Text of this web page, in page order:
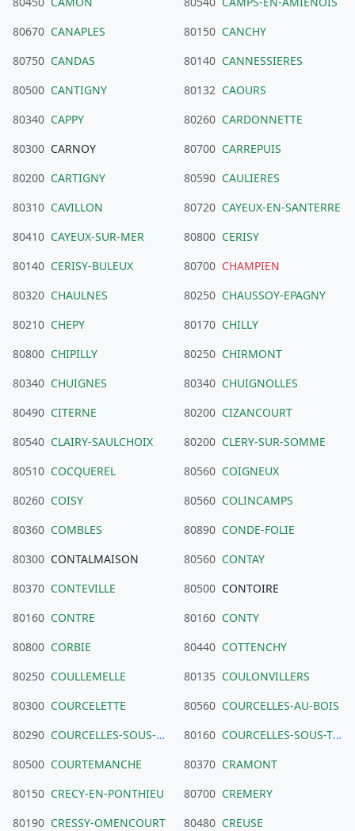
80670 CANAPLES 80150 CANCHY
80750 CANDAS 80140 CANNESSIERES
80500 CANTIGNY 80132 CAOURS
80340 CAPPY 80260 CARDONNETTE
80300 CARNOY 80700 CARREPUIS
80200 CARTIGNY 80590 CAULIERES
80310 CAVILLON 80720 CAYEUX-EN-SANTERRE
80410 CAYEUX-SUR-MER 80800 CERISY
80140 CERISY-BULEUX 80700 CHAMPIEN
80320 CHAULNES 80250 CHAUSSOY-EPAGNY
80210 CHEPY 80170 CHILLY
80800 CHIPILLY 80250 CHIRMONT
80340 CHUIGNES 80340 CHUIGNOLLES
80490 CITERNE 80200 CIZANCOURT
80540 CLAIRY-SAULCHOIX 80200 CLERY-SUR-SOMME
80510 COCQUEREL 80560 COIGNEUX
80260 COISY 80560 COLINCAMPS
80360 COMBLES 80890 CONDE-FOLIE
80300 CONTALMAISON 80560 CONTAY
80370 CONTEVILLE 80500 CONTOIRE
80160 CONTRE 80160 CONTY
80800 CORBIE 80440 COTTENCHY
80250 COULLEMELLE 80135 COULONVILLERS
80300 COURCELETTE 80560 COURCELLES-AU-BOIS
80290 COURCELLES-SOUS-MOYENCOURT 80160 COURCELLES-SOUS-THOIX
80500 COURTEMANCHE 80370 CRAMONT
80150 CRECY-EN-PONTHIEU 80700 CREMERY
80190 CRESSY-OMENCOURT 80480 CREUSE